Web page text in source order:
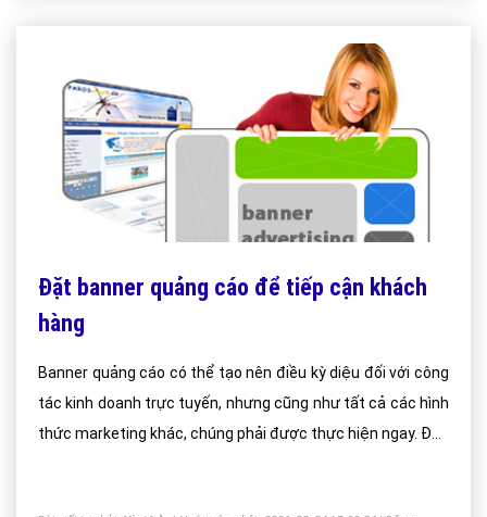
Đặt banner quảng cáo để tiếp cận khách
hàng
Banner quảng cáo có thể tạo nên điều kỳ diệu đối với công
tác kinh doanh trực tuyến, nhưng cũng như tất cả các hình
thức marketing khác, chúng phải được thực hiện ngay. Đầu